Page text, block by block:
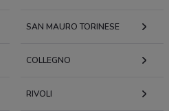
SAN MAURO TORINESE
COLLEGNO
RIVOLI